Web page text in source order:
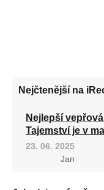
Nejčtenější na
Nejlepší
Tajemství je v
23. 06. 2025
Jan